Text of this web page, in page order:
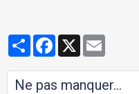
PartagerFacebook
X
Ne pas manquer...